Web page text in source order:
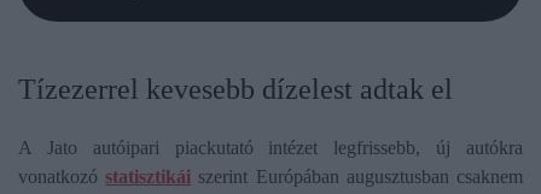
Tízezerrel kevesebb dízelest adtak el
A Jato autóipari piackutató intézet legfrissebb, új autókra
vonatkozóstatisztikái szerint Európában augusztusban csaknem